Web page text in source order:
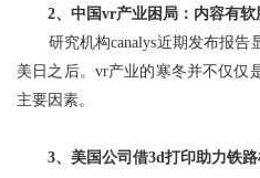
2、中国vr产业困局：内容有软
研究机构canalys近期发布报告
美日之后。vr产业的寒冬并不仅仅
主要因素。
3、美国公司借3d打印助力铁